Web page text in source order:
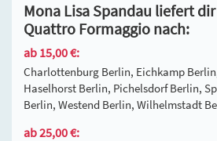
Mona Lisa Spandau liefert
Quattro Formaggio nach:
ab 15,00 €:
Charlottenburg Berlin, Eichkamp
Haselhorst Berlin, Pichelsdorf Berlin,
Berlin, Westend Berlin, Wilhelmstadt
ab 25,00 €: